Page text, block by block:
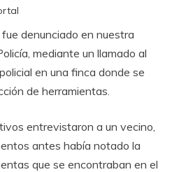
denunciado en nuestra
mediante un llamado al
en una finca donde se
de herramientas.
entrevistaron a un vecino,
antes había notado la
que se encontraban en el